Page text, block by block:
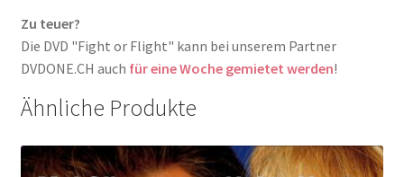
Zu teuer?
Die DVD "Fight or Flight" kann bei unserem Partner
DVDONE.CH auch für eine Woche gemietet werden!
Ähnliche Produkte